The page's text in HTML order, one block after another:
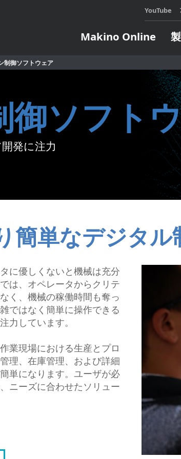
YouTube
Makino Online
ソフトウェア＆デジタル オートメーシ
インサート
製造支援モ
パレット交
サブパレッ
ローダ搬送シ
ロボット搬送
展示会・セミナ
過去の展示会・セミナレポート
テクニカルス
お申し込み・
定期開催コー
e Learning
企業向けコー
of
業所・営業所
関連会社
点・販売網マップ
研究費等の取扱い
報
報
制御ソフトウェア
御ソフト
発に注力
簡単なデジタル
に優しくないと機械は充分
は、オペレータからクリテ
く、機械の稼働時間も奪っ
ではなく簡単に操作できる
力しています。
業現場における生産とプロ
理、在庫管理、および詳細
単になります。ユーザが必
ニーズに合わせたソリュー